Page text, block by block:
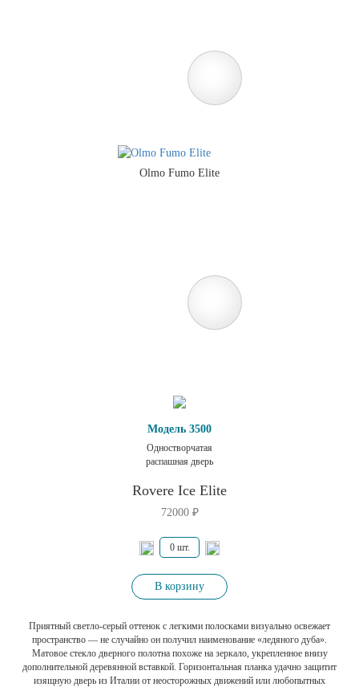
Olmo Fumo Elite
Модель 3500
Одностворчатая
распашная дверь
Rovere Ice Elite
72000₽
В корзину
Приятный светло-серый оттенок с легкими полосками визуально освежает
пространство — не случайно он получил наименование «ледяного дуба».
Матовое стекло дверного полотна похоже на зеркало, укрепленное внизу
дополнительной деревянной вставкой. Горизонтальная планка удачно защитит
изящную дверь из Италии от неосторожных движений или любопытных